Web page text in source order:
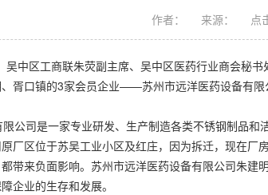
作者： 来源： 点
中区工商联朱荧副主席、吴中区医药行业商会秘书
胥口镇的3家会员企业——苏州市远洋医药设备有
公司是一家专业研发、生产制造各类不锈钢制品
厂区位于苏吴工业小区及红庄，因为拆迁，现在
带来负面影响。苏州市远洋医药设备有限公司朱
企业的生存和发展。